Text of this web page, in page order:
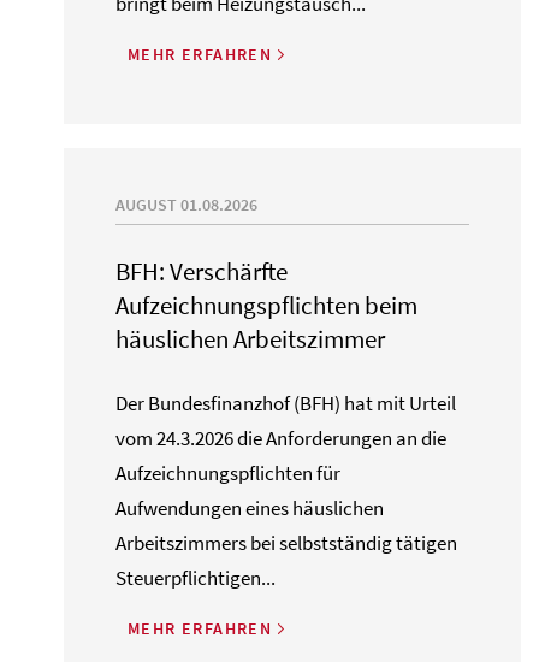
MEHR ERFAHREN
AUGUST 01.08.2026
BFH: Verschärfte
Aufzeichnungspflichten beim
häuslichen Arbeitszimmer
Der Bundesfinanzhof (BFH) hat mit Urteil
vom 24.3.2026 die Anforderungen an die
Aufzeichnungspflichten für
Aufwendungen eines häuslichen
Arbeitszimmers bei selbstständig tätigen
Steuerpflichtigen...
MEHR ERFAHREN